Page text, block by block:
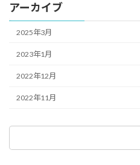
アーカイブ
2025年3月
2023年1月
2022年12月
2022年11月